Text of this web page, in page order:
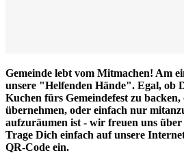
Gemeinde lebt vom Mitmachen! Am
unsere "Helfenden Hände". Egal, ob
Kuchen fürs Gemeindefest zu
übernehmen, oder einfach nur
aufzuräumen ist - wir freuen uns
Trage Dich einfach auf unsere
QR-Code ein.